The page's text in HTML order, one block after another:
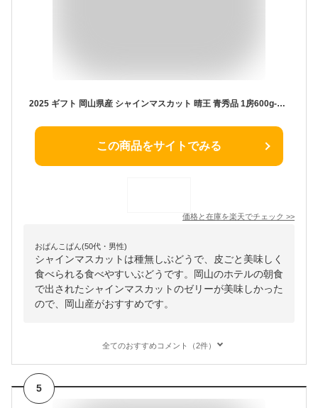
2025 ギフト 岡山県産 シャインマスカット 晴王 青秀品 1房600g-400g 贈答用 御中元 御歳暮 敬老の日 葡萄 ぶどう ブドウ プレゼント 御礼 御祝 御供 果物 くだもの フルーツ 【岡山果物工房】楽天グルメ大賞
この商品をサイトでみる
価格と在庫を楽天でチェック >>
おぱんこぱん(50代・男性)
シャインマスカットは種無しぶどうで、皮ごと美味しく
食べられる食べやすいぶどうです。岡山のホテルの朝食
で出されたシャインマスカットのゼリーが美味しかった
ので、岡山産がおすすめです。
全てのおすすめコメント（2件）
5